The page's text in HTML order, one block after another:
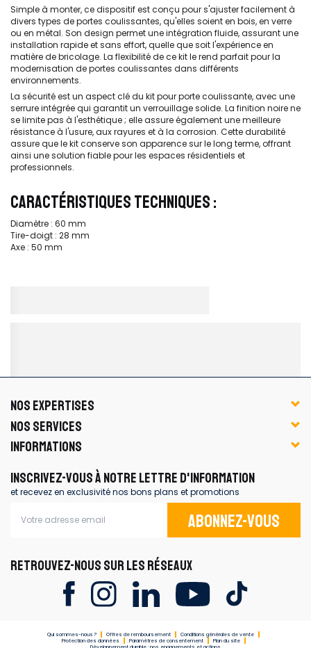
Simple à monter, ce dispositif est conçu pour s'ajuster facilement à
divers types de portes coulissantes, qu'elles soient en bois, en verre
ou en métal. Son design permet une intégration fluide, assurant une
installation rapide et sans effort, quelle que soit l'expérience en
matière de bricolage. La flexibilité de ce kit le rend parfait pour la
modernisation de portes coulissantes dans différents
environnements.
La sécurité est un aspect clé du kit pour porte coulissante, avec une
serrure intégrée qui garantit un verrouillage solide. La finition noire ne
se limite pas à l'esthétique ; elle assure également une meilleure
résistance à l'usure, aux rayures et à la corrosion. Cette durabilité
assure que le kit conserve son apparence sur le long terme, offrant
ainsi une solution fiable pour les espaces résidentiels et
professionnels.
CARACTÉRISTIQUES TECHNIQUES :
Diamètre : 60 mm
Tire-doigt : 28 mm
Axe : 50 mm
NOS EXPERTISES
NOS SERVICES
INFORMATIONS
INSCRIVEZ-VOUS À NOTRE LETTRE D'INFORMATION
et recevez en exclusivité nos bons plans et promotions
Abonnez-vous
RETROUVEZ-NOUS SUR LES RÉSEAUX
Qui sommes-nous ? Offres de remboursement
Conditions générales de vente
Protection des données
Paramètres de consentement
Plan du site
Développement durable : nos engagements et actions